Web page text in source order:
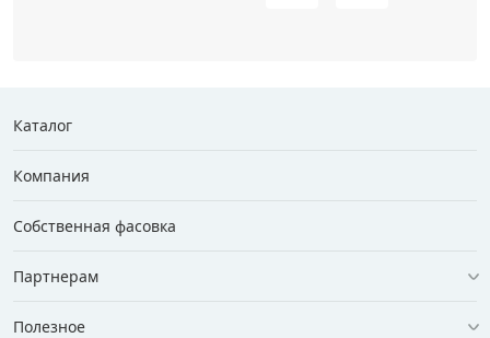
Каталог
Компания
Собственная фасовка
Партнерам
Полезное